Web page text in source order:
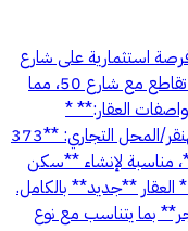
استثمارية على شارع
تجاري 30 جديد، بموقع استراتيجي قريب من تقاطع مع شارع 50، مما
العقار:** *
المساحة الإجمالية: **660 م²**. * مساحة الهنقر/المحل التجاري: **373
(حوش) بطول 6 أمتار**، مناسبة لإنشاء **سكن
**جديد** بالكامل.
بما يتناسب مع نوع